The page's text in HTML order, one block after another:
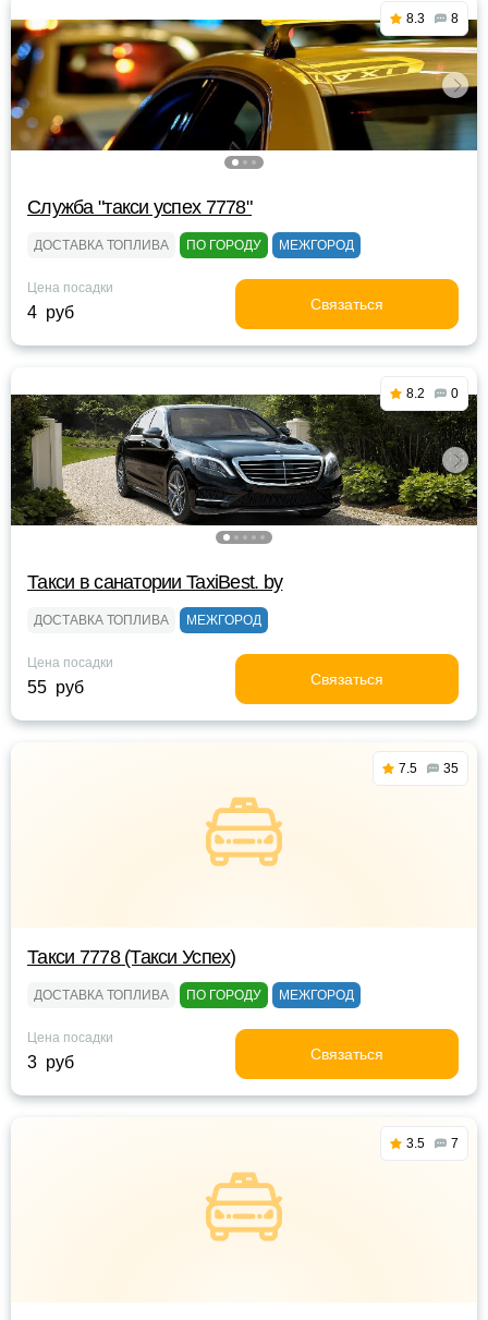
8.3 8
Служба "такси успех 7778"
ДОСТАВКА ТОПЛИВА ПО ГОРОДУ МЕЖГОРОД
Цена посадки
4 руб Связаться
8.2 0
Такси в санатории TaxiBest. by
ДОСТАВКА ТОПЛИВА МЕЖГОРОД
Цена посадки
55 руб Связаться
7.5 35
Такси 7778 (Такси Успех)
ДОСТАВКА ТОПЛИВА ПО ГОРОДУ МЕЖГОРОД
Цена посадки
3 руб Связаться
3.5 7